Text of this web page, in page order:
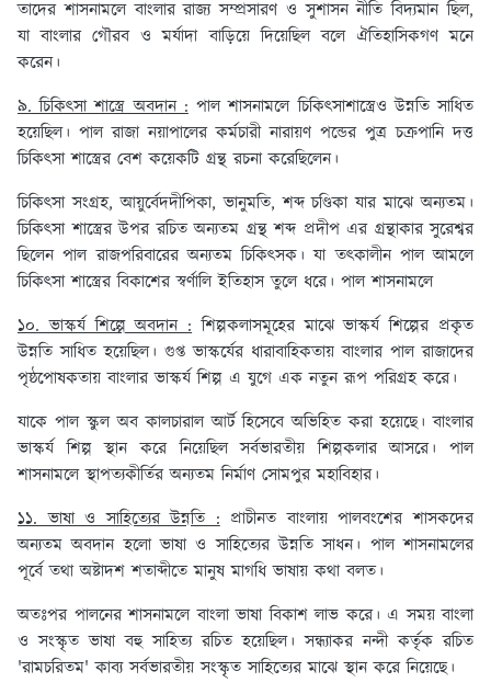
তাদের শাসনামলে বাংলার রাজ্য সম্প্রসারণ ও সুশাসন নীতি বিদ্যমান ছিল,
যা বাংলার গৌরব ও মর্যাদা বাড়িয়ে দিয়েছিল বলে ঐতিহাসিকগণ মনে
করেন।
৯. চিকিৎসা শাস্ত্রে অবদান :পাল শাসনামলে চিকিৎসাশাস্ত্রেও উন্নতি সাধিত
হয়েছিল। পাল রাজা নয়াপালের কর্মচারী নারায়ণ পন্ডের পুত্র চক্রপানি দত্ত
চিকিৎসা শাস্ত্রের বেশ কয়েকটি গ্রন্থ রচনা করেছিলেন।
চিকিৎসা সংগ্রহ, আয়ুর্বেদদীপিকা, ভানুমতি, শব্দ চণ্ডিকা যার মাঝে অন্যতম।
চিকিৎসা শাস্ত্রের উপর রচিত অন্যতম গ্রন্থ শব্দ প্রদীপ এর গ্রন্থাকার সুরেশ্বর
ছিলেন পাল রাজপরিবারের অন্যতম চিকিৎসক। যা তৎকালীন পাল আমলে
চিকিৎসা শাস্ত্রের বিকাশের স্বর্ণালি ইতিহাস তুলে ধরে। পাল শাসনামলে
১০. ভাস্কর্য শিল্পে অবদান :শিল্পকলাসমূহের মাঝে ভাস্কর্য শিল্পের প্রকৃত
উন্নতি সাধিত হয়েছিল। গুপ্ত ভাস্কর্যের ধারাবাহিকতায় বাংলার পাল রাজাদের
পৃষ্ঠপোষকতায় বাংলার ভাস্কর্য শিল্প এ যুগে এক নতুন রূপ পরিগ্রহ করে।
যাকে পাল স্কুল অব কালচারাল আর্ট হিসেবে অভিহিত করা হয়েছে। বাংলার
ভাস্কর্য শিল্প স্থান করে নিয়েছিল সর্বভারতীয় শিল্পকলার আসরে। পাল
শাসনামলে স্থাপত্যকীর্তির অন্যতম নির্মাণ সোমপুর মহাবিহার।
১১. ভাষা ও সাহিত্যের উন্নতি :প্রাচীনত বাংলায় পালবংশের শাসকদের
অন্যতম অবদান হলো ভাষা ও সাহিত্যের উন্নতি সাধন। পাল শাসনামলের
পূর্বে তথা অষ্টাদশ শতাব্দীতে মানুষ মাগধি ভাষায় কথা বলত।
অতঃপর পালনের শাসনামলে বাংলা ভাষা বিকাশ লাভ করে। এ সময় বাংলা
ও সংস্কৃত ভাষা বহু সাহিত্য রচিত হয়েছিল। সন্ধ্যাকর নন্দী কর্তৃক রচিত
'রামচরিতম' কাব্য সর্বভারতীয় সংস্কৃত সাহিত্যের মাঝে স্থান করে নিয়েছে।